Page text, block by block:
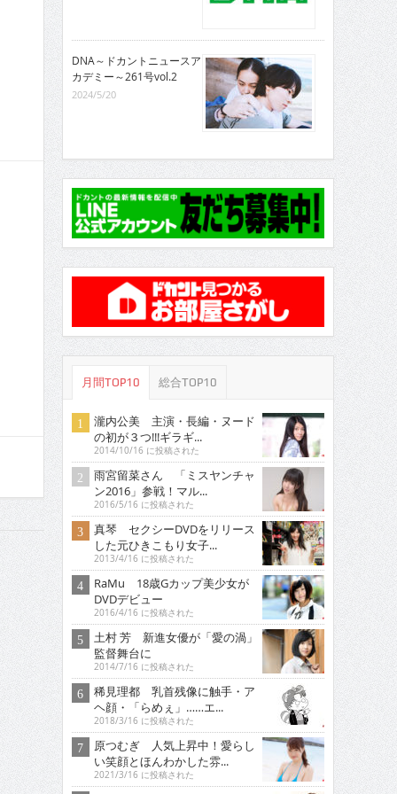
DNA～ドカントニュースア
カデミー～261号vol.2
2024/5/20
月間TOP10 総合TOP10
瀧内公美 主演・長編・ヌード
の初が３つ!!!ギラギ...
2014/10/16 に投稿された
雨宮留菜さん 「ミスヤンチャ
ン2016」参戦！マル...
2016/5/16 に投稿された
真琴 セクシーDVDをリリース
した元ひきこもり女子...
2013/4/16 に投稿された
RaMu 18歳Gカップ美少女が
DVDデビュー
2016/4/16 に投稿された
土村 芳 新進女優が「愛の渦」
監督舞台に
2014/7/16 に投稿された
稀見理都 乳首残像に触手・ア
ヘ顔・「らめぇ」……エ...
2018/3/16 に投稿された
原つむぎ 人気上昇中！愛らし
い笑顔とほんわかした雰...
2021/3/16 に投稿された